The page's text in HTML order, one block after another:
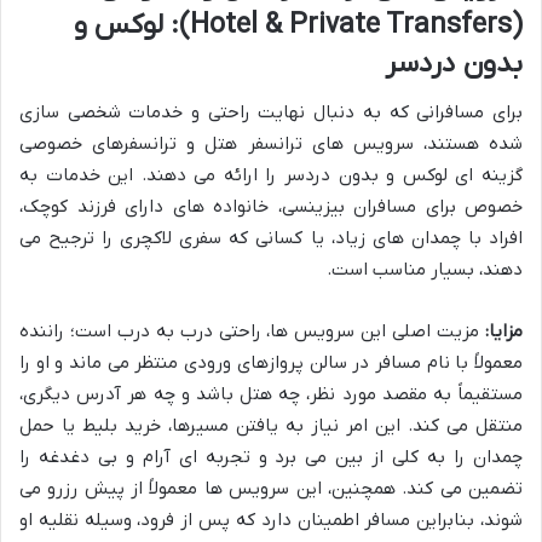
(Hotel & Private Transfers): لوکس و
بدون دردسر
برای مسافرانی که به دنبال نهایت راحتی و خدمات شخصی سازی
شده هستند، سرویس های ترانسفر هتل و ترانسفرهای خصوصی
گزینه ای لوکس و بدون دردسر را ارائه می دهند. این خدمات به
خصوص برای مسافران بیزینسی، خانواده های دارای فرزند کوچک،
افراد با چمدان های زیاد، یا کسانی که سفری لاکچری را ترجیح می
دهند، بسیار مناسب است.
مزایا: مزیت اصلی این سرویس ها، راحتی درب به درب است؛ راننده
معمولاً با نام مسافر در سالن پروازهای ورودی منتظر می ماند و او را
مستقیماً به مقصد مورد نظر، چه هتل باشد و چه هر آدرس دیگری،
منتقل می کند. این امر نیاز به یافتن مسیرها، خرید بلیط یا حمل
چمدان را به کلی از بین می برد و تجربه ای آرام و بی دغدغه را
تضمین می کند. همچنین، این سرویس ها معمولاً از پیش رزرو می
شوند، بنابراین مسافر اطمینان دارد که پس از فرود، وسیله نقلیه او